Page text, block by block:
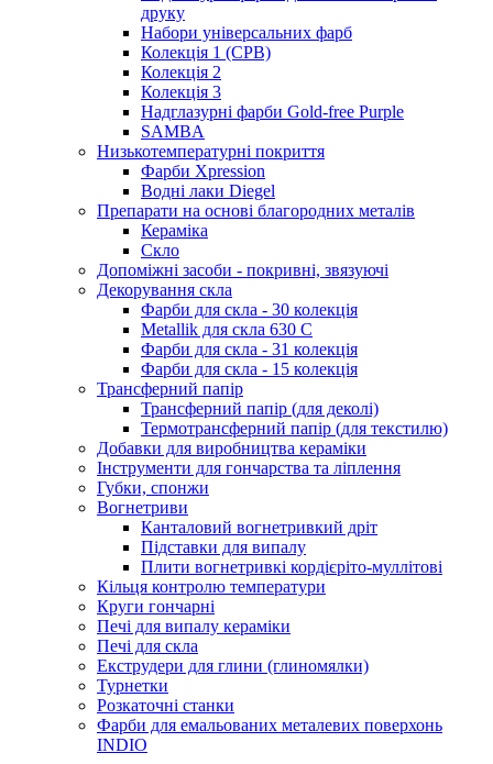
друку
Набори універсальних фарб
Колекція 1 (CPB)
Колекція 2
Колекція 3
Надглазурні фарби Gold-free Purple
SAMBA
Низькотемпературні покриття
Фарби Xpression
Водні лаки Diegel
Препарати на основі благородних металів
Кераміка
Скло
Допоміжні засоби - покривні, звязуючі
Декорування скла
Фарби для скла - 30 колекція
Metallik для скла 630 С
Фарби для скла - 31 колекція
Фарби для скла - 15 колекція
Трансферний папір
Трансферний папір (для деколі)
Термотрансферний папір (для текстилю)
Добавки для виробництва кераміки
Інструменти для гончарства та ліплення
Губки, спонжи
Вогнетриви
Канталовий вогнетривкий дріт
Підставки для випалу
Плити вогнетривкі кордієріто-муллітові
Кільця контролю температури
Круги гончарні
Печі для випалу кераміки
Печі для скла
Екструдери для глини (глиномялки)
Турнетки
Розкаточні станки
Фарби для емальованих металевих поверхонь
INDIO